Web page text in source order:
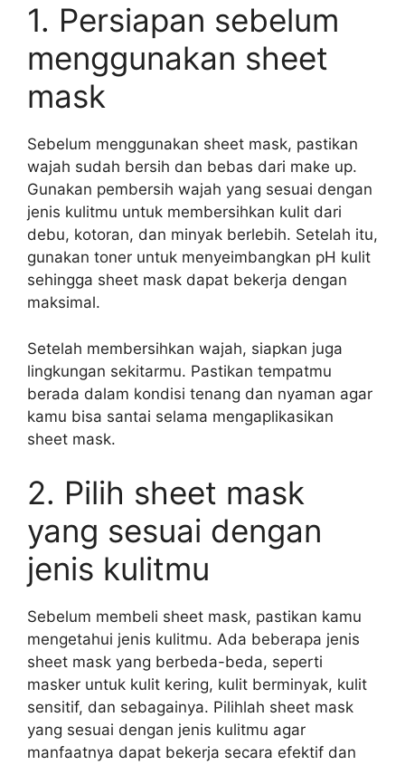
1. Persiapan sebelum
menggunakan sheet
mask
Sebelum menggunakan sheet mask, pastikan
wajah sudah bersih dan bebas dari make up.
Gunakan pembersih wajah yang sesuai dengan
jenis kulitmu untuk membersihkan kulit dari
debu, kotoran, dan minyak berlebih. Setelah itu,
gunakan toner untuk menyeimbangkan pH kulit
sehingga sheet mask dapat bekerja dengan
maksimal.
Setelah membersihkan wajah, siapkan juga
lingkungan sekitarmu. Pastikan tempatmu
berada dalam kondisi tenang dan nyaman agar
kamu bisa santai selama mengaplikasikan
sheet mask.
2. Pilih sheet mask
yang sesuai dengan
jenis kulitmu
Sebelum membeli sheet mask, pastikan kamu
mengetahui jenis kulitmu. Ada beberapa jenis
sheet mask yang berbeda-beda, seperti
masker untuk kulit kering, kulit berminyak, kulit
sensitif, dan sebagainya. Pilihlah sheet mask
yang sesuai dengan jenis kulitmu agar
manfaatnya dapat bekerja secara efektif dan